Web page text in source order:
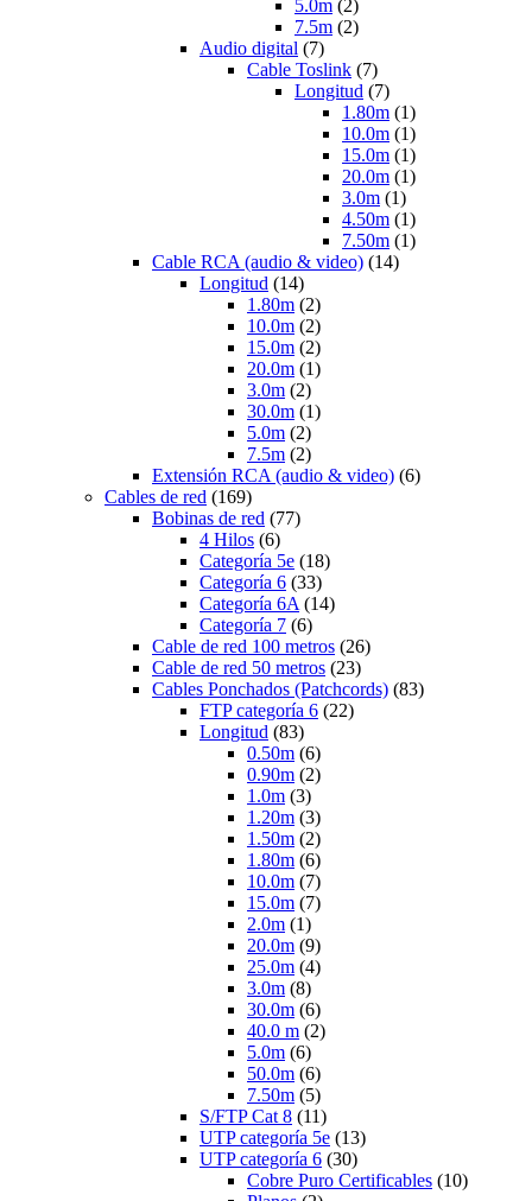
5.0m (2)
7.5m (2)
Audio digital (7)
Cable Toslink (7)
Longitud (7)
1.80m (1)
10.0m (1)
15.0m (1)
20.0m (1)
3.0m (1)
4.50m (1)
7.50m (1)
Cable RCA (audio & video) (14)
Longitud (14)
1.80m (2)
10.0m (2)
15.0m (2)
20.0m (1)
3.0m (2)
30.0m (1)
5.0m (2)
7.5m (2)
Extensión RCA (audio & video) (6)
Cables de red (169)
Bobinas de red (77)
4 Hilos (6)
Categoría 5e (18)
Categoría 6 (33)
Categoría 6A (14)
Categoría 7 (6)
Cable de red 100 metros (26)
Cable de red 50 metros (23)
Cables Ponchados (Patchcords) (83)
FTP categoría 6 (22)
Longitud (83)
0.50m (6)
0.90m (2)
1.0m (3)
1.20m (3)
1.50m (2)
1.80m (6)
10.0m (7)
15.0m (7)
2.0m (1)
20.0m (9)
25.0m (4)
3.0m (8)
30.0m (6)
40.0 m (2)
5.0m (6)
50.0m (6)
7.50m (5)
S/FTP Cat 8 (11)
UTP categoría 5e (13)
UTP categoría 6 (30)
Cobre Puro Certificables (10)